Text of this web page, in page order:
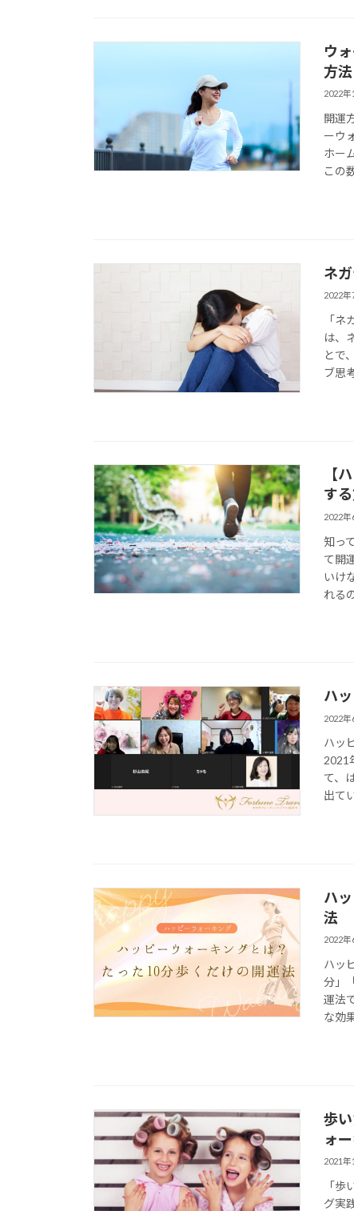
ウ
方
2022年
開運
ーウ
ホー
この
ネ
2022年
「
は、
とで
ブ思
【
す
2022年
知っ
て開
いけ
れる
ハ
2022年
ハッ
2021
て、
出て
ハ
法
2022年
ハッ
分」
運法
な効
歩
ォ
2021年
「
グ実